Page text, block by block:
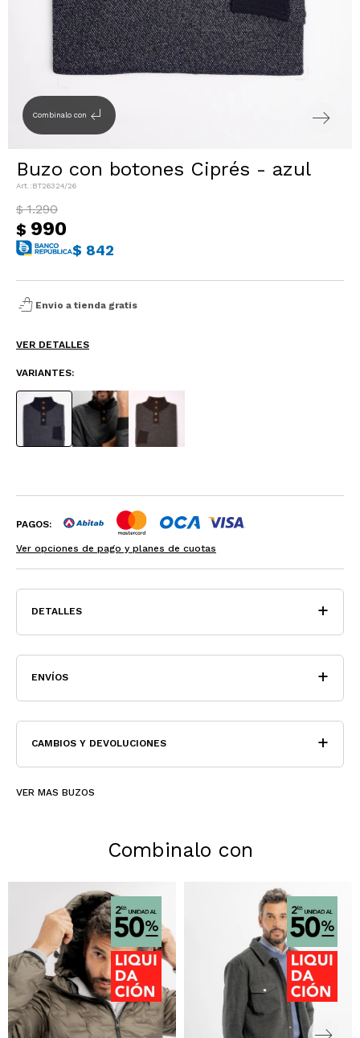
Combinalo con subdirectory_arrow_left
Buzo con botones Ciprés - azul
BT26324/26
$ 990
$ 1.290
$ 842
shopping_bag_speed Envio a tienda gratis
VER DETALLES
VARIANTES:
PAGOS:
Ver opciones de pago y planes de cuotas
DETALLES
ENVÍOS
CAMBIOS Y DEVOLUCIONES
VER MAS BUZOS
Combinalo con
Sacos
Trajes
T-shirts y Tops
Ver todo